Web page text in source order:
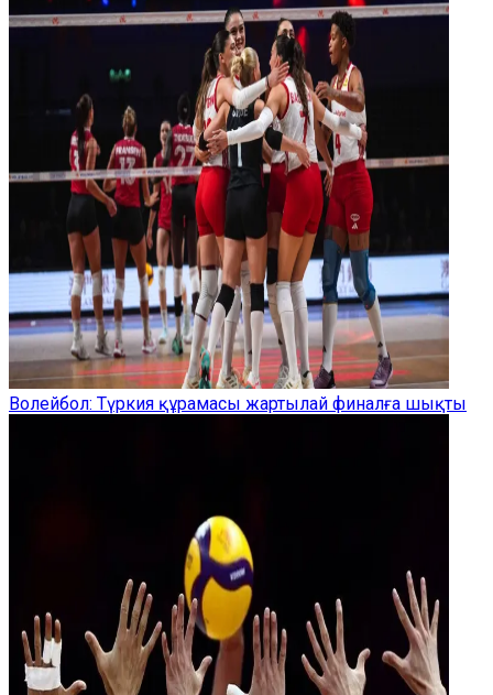
Волейбол: Түркия құрамасы жартылай финалға шықты